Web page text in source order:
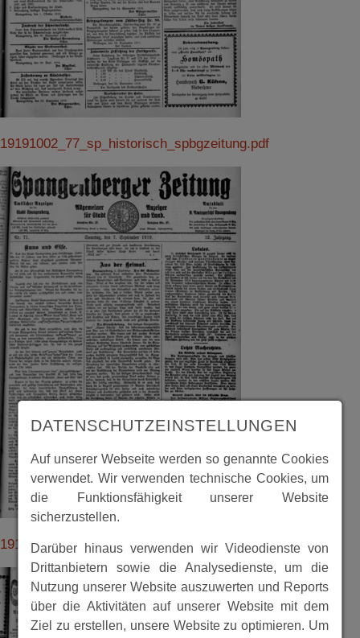
19191002_77_sp_historisch_spbgzeitung.pdf
19190907_71_sp_historisch_spbgzeitung.pdf
DATENSCHUTZEINSTELLUNGEN
Auf unserer Webseite werden so genannte Cookies
verwendet. Wir verwenden technische Cookies, um
die Funktionsfähigkeit unserer Website
sicherzustellen.
Darüber hinaus verwenden wir Videodienste von
Drittanbietern sowie die Analysedienste, um die
Nutzung unserer Website auszuwerten und Reports
über die Aktivitäten auf unserer Website mit dem
Ziel zu erstellen, unsere Website zu optimieren. Um